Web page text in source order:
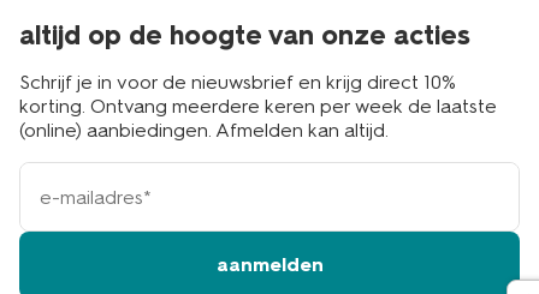
altijd op de hoogte van onze acties
Schrijf je in voor de nieuwsbrief en krijg direct 10%
korting. Ontvang meerdere keren per week de laatste
(online) aanbiedingen. Afmelden kan altijd.
e-
mailadres
aanmelden